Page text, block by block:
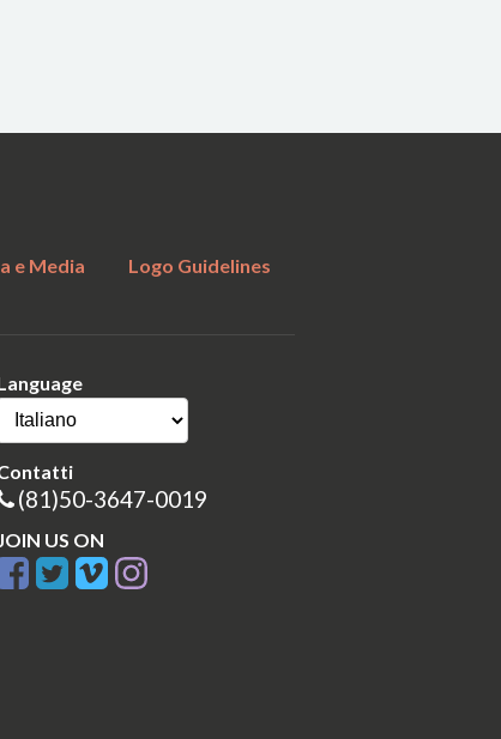
e Media Logo Guidelines
(81)50-3647-0019
US ON